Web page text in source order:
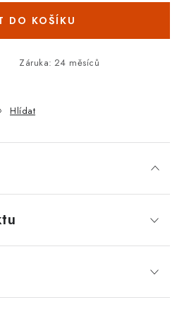
DO KOŠÍKU
Záruka: 24 měsíců
Hlídat